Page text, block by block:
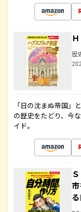
歴
「日の沈まぬ帝国」
の歴史をたどり、今
イド。